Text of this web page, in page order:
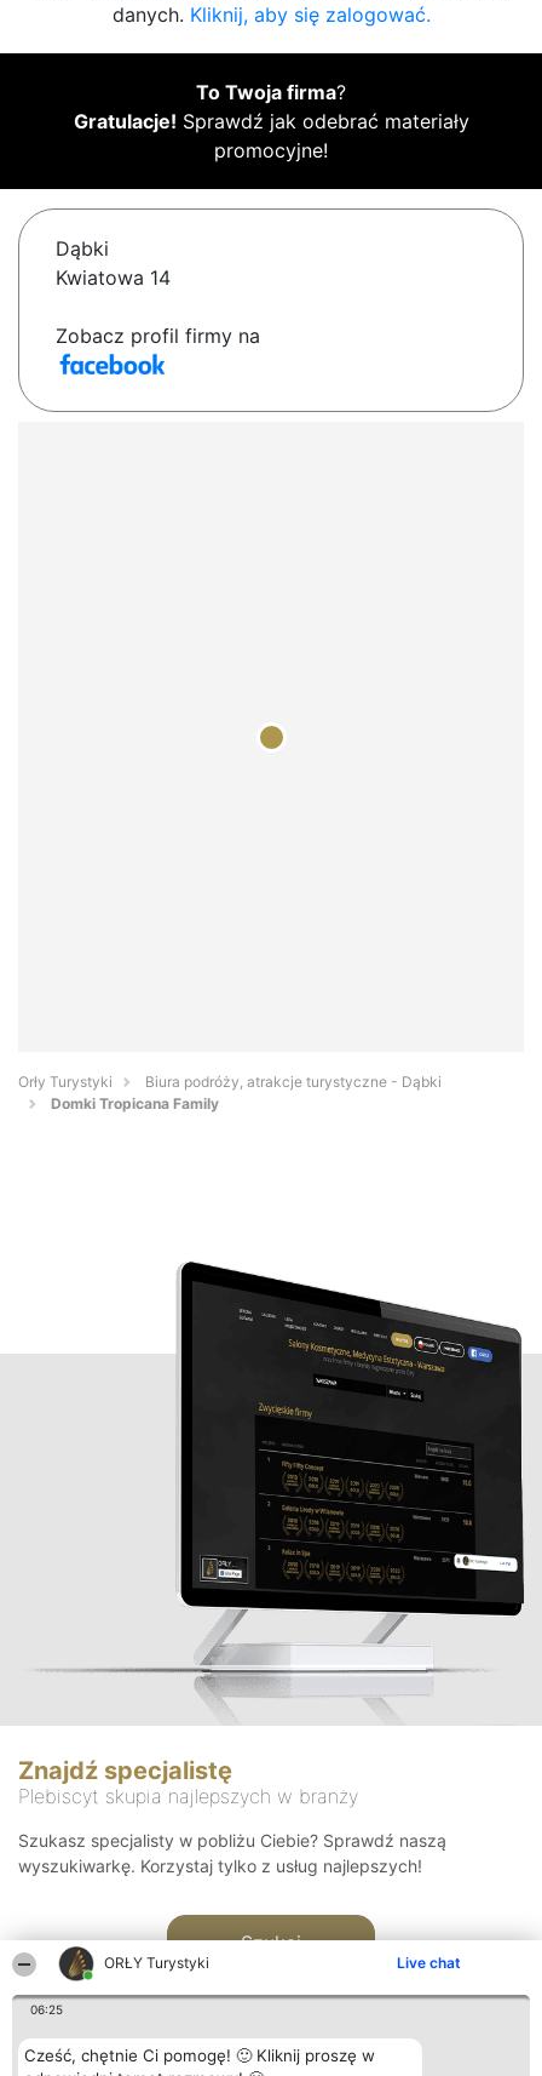
ORŁY Turystyki Live chat
06:25
Cześć, chętnie Ci pomogę! 🙂 Kliknij proszę w
danych. Kliknij, aby się zalogować.
To Twoja firma?
Gratulacje! Sprawdź jak odebrać materiały
promocyjne!
Dąbki
Kwiatowa 14
Zobacz profil firmy na
Orły Turystyki
Biura podróży, atrakcje turystyczne - Dąbki
Domki Tropicana Family
Znajdź specjalistę
Plebiscyt skupia najlepszych w branży
Szukasz specjalisty w pobliżu Ciebie? Sprawdź naszą
wyszukiwarkę. Korzystaj tylko z usług najlepszych!
Szukaj